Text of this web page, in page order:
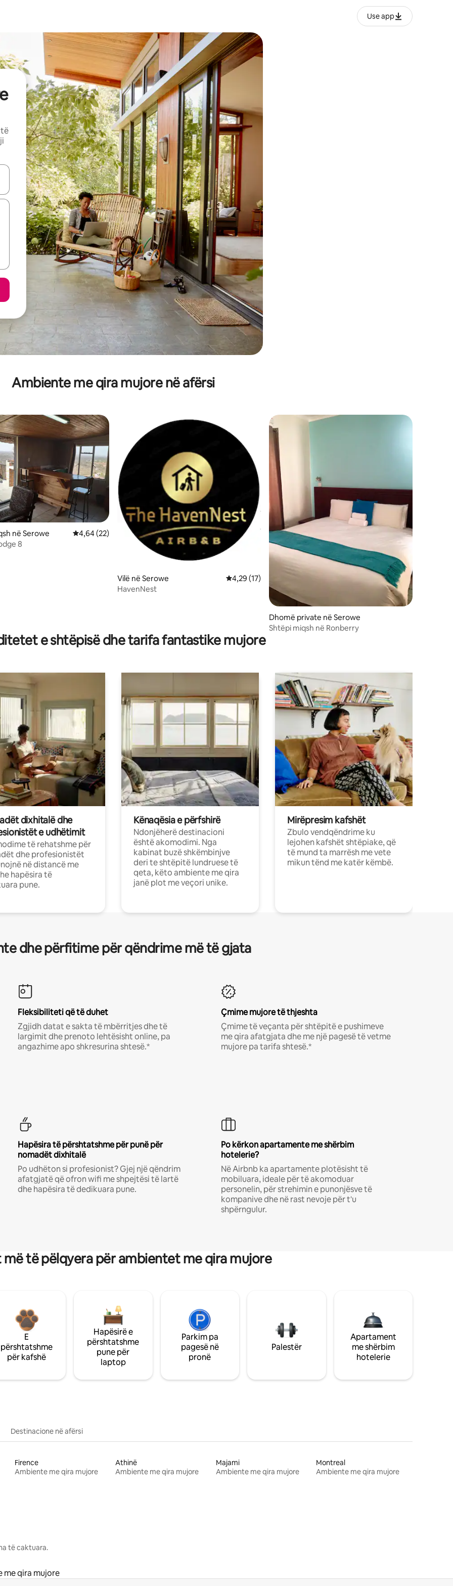
Use app
e shigjetave lart e poshtë ose eksploro duke prekur ose duke lëvizur ekranin.
Ambiente me qira mujore në afërsi
nga 5, 7 vlerësime
në Serowe Vlerësimi mesatar 4,64 nga 5, 22 vlerësime
4,64 (22)
8
Vilë në Serowe Vlerësimi mesatar 4,29 nga 5, 17 vlerësime
4,29 (17)
HavenNest
Dhomë private në Serowe
Shtëpi miqsh në Ronberry
e shtëpisë dhe tarifa fantastike mujore
dixhitalë dhe
e udhëtimit
të rehatshme për
dhe profesionistët
në distancë me
hapësira të
pune.
Kënaqësia e përfshirë
Ndonjëherë destinacioni
është akomodimi. Nga
kabinat buzë shkëmbinjve
deri te shtëpitë lundruese të
qeta, këto ambiente me qira
janë plot me veçori unike.
Mirëpresim kafshët
Zbulo vendqëndrime ku
lejohen kafshët shtëpiake, që
të mund ta marrësh me vete
mikun tënd me katër këmbë.
dhe përfitime për qëndrime më të gjata
Fleksibiliteti që të duhet
Zgjidh datat e sakta të mbërritjes dhe të
largimit dhe prenoto lehtësisht online, pa
angazhime apo shkresurina shtesë.*
Çmime mujore të thjeshta
Çmime të veçanta për shtëpitë e pushimeve
me qira afatgjata dhe me një pagesë të vetme
mujore pa tarifa shtesë.*
Hapësira të përshtatshme për punë për
nomadët dixhitalë
Po udhëton si profesionist? Gjej një qëndrim
afatgjatë që ofron wifi me shpejtësi të lartë
dhe hapësira të dedikuara pune.
Po kërkon apartamente me shërbim
hotelerie?
Në Airbnb ka apartamente plotësisht të
mobiluara, ideale për të akomoduar
personelin, për strehimin e punonjësve të
kompanive dhe në rast nevoje për t'u
shpërngulur.
më të pëlqyera për ambientet me qira mujore
E
përshtatshme
për kafshë
Hapësirë e
përshtatshme
pune për
laptop
Parkim pa
pagesë në
pronë
Palestër
Apartament
me shërbim
hotelerie
Destinacione në afërsi
Firence
Ambiente me qira mujore
Athinë
Ambiente me qira mujore
Majami
Ambiente me qira mujore
Montreal
Ambiente me qira mujore
të caktuara.
me qira mujore